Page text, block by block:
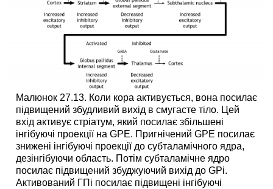
Малюнок 27.13. Коли кора активується, вона посилає
підвищений збудливий вихід в смугасте тіло. Цей
вхід активує стріатум, який посилає збільшені
інгібуючі проекції на GPE. Пригнічений GPE посилає
знижені інгібуючі проекції до субталамічного ядра,
дезінгібуючи область. Потім субталамічне ядро
посилає підвищений збуджуючий вихід до GPi.
Активований ГПі посилає підвищені інгібуючі